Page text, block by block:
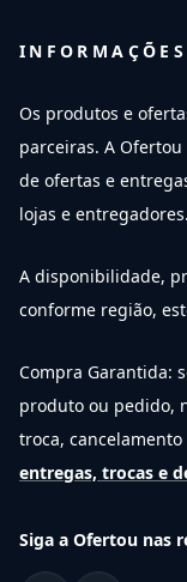
Os produtos e
parceiras. A
de ofertas e
lojas e entregadores.
A disponibilidade,
conforme região,
Compra Garantida:
produto ou pedido,
troca,
entregas, trocas e
Siga a Ofertou nas